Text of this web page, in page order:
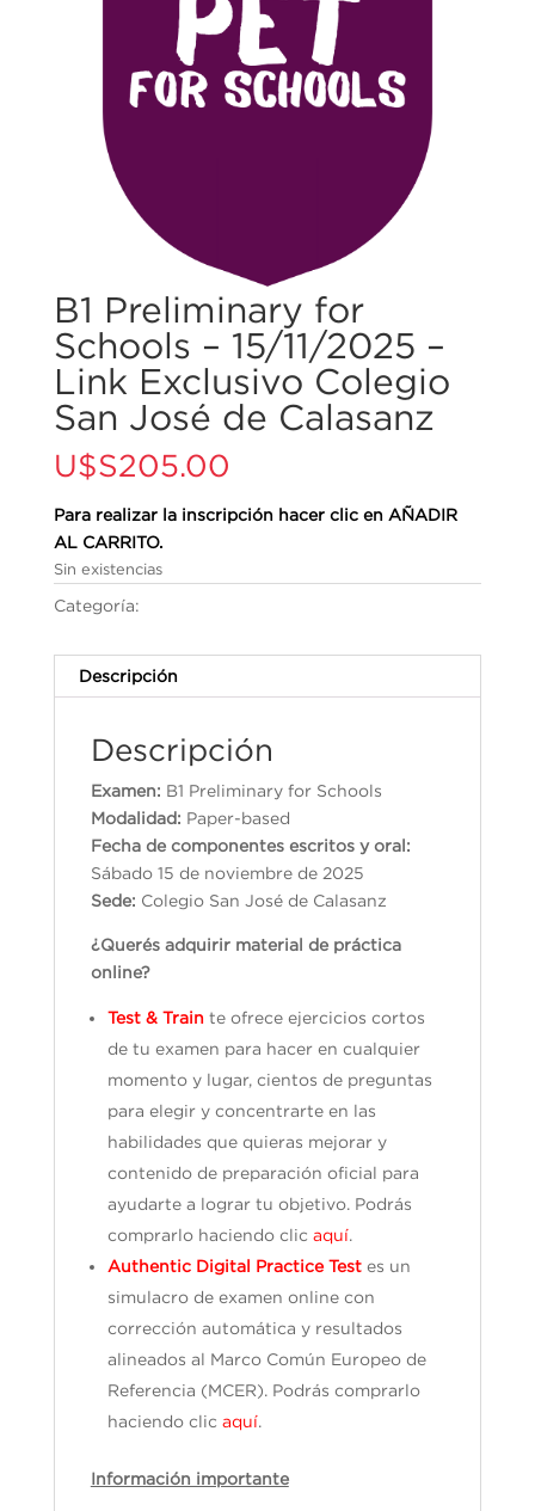
B1 Preliminary for
Schools – 15/11/2025 –
Link Exclusivo Colegio
San José de Calasanz
U$S205.00
Para realizar la inscripción hacer clic en AÑADIR
AL CARRITO.
Sin existencias
Categoría:
Descripción
Descripción
Examen: B1 Preliminary for Schools
Modalidad: Paper-based
Fecha de componentes escritos y oral:
Sábado 15 de noviembre de 2025
Sede: Colegio San José de Calasanz
¿Querés adquirir material de práctica
online?
Test & Train te ofrece ejercicios cortos
de tu examen para hacer en cualquier
momento y lugar, cientos de preguntas
para elegir y concentrarte en las
habilidades que quieras mejorar y
contenido de preparación oficial para
ayudarte a lograr tu objetivo. Podrás
comprarlo haciendo clic aquí.
Authentic Digital Practice Test es un
simulacro de examen online con
corrección automática y resultados
alineados al Marco Común Europeo de
Referencia (MCER). Podrás comprarlo
haciendo clic aquí.
Información importante